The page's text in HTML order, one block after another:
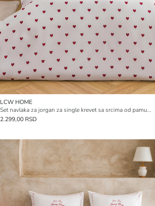
LCW HOME
Set navlaka za jorgan za single krevet sa srcima od pamuka
2.299,00 RSD